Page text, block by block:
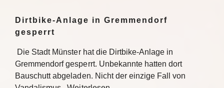
Dirtbike-Anlage in Gremmendorf
gesperrt
Die Stadt Münster hat die Dirtbike-Anlage in
Gremmendorf gesperrt. Unbekannte hatten dort
Bauschutt abgeladen. Nicht der einzige Fall von